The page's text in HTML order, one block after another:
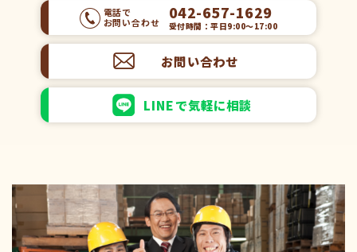
電話で
お問い合わせ
042-657-1629
受付時間：平日9:00～17:00
お問い合わせ
LINEで気軽に相談